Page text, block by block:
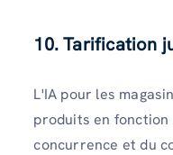
10. Tarification
L'IA pour les
produits en fonction
concurrence et du